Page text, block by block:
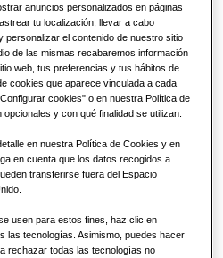
anuncios personalizados en páginas
tu localización, llevar a cabo
personalizar el contenido de nuestro sitio
de las mismas recabaremos información
web, tus preferencias y tus hábitos de
cookies que aparece vinculada a cada
cookies" o en nuestra Política de
y con qué finalidad se utilizan.
en nuestra Política de Cookies y en
en cuenta que los datos recogidos a
transferirse fuera del Espacio
usen para estos fines, haz clic en
las tecnologías. Asimismo, puedes hacer
rechazar todas las tecnologías no